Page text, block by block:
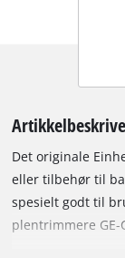
Det originale
eller tilbehør til
spesielt godt til
plentrimmere GE-